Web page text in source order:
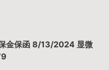
金保函 8/13/2024 显微